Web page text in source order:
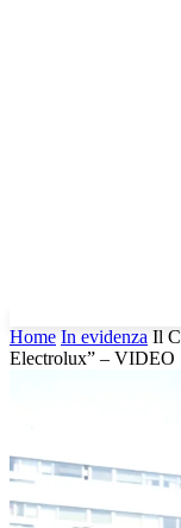
Home In evidenza Il
Electrolux” – VIDEO